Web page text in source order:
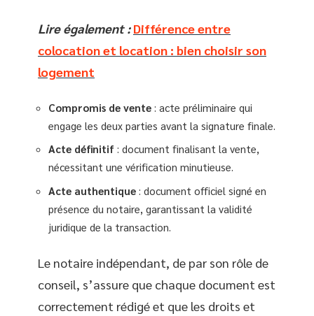
Lire également : Différence entre
colocation et location : bien choisir son
logement
Compromis de vente : acte préliminaire qui
engage les deux parties avant la signature finale.
Acte définitif : document finalisant la vente,
nécessitant une vérification minutieuse.
Acte authentique : document officiel signé en
présence du notaire, garantissant la validité
juridique de la transaction.
Le notaire indépendant, de par son rôle de
conseil, s’assure que chaque document est
correctement rédigé et que les droits et